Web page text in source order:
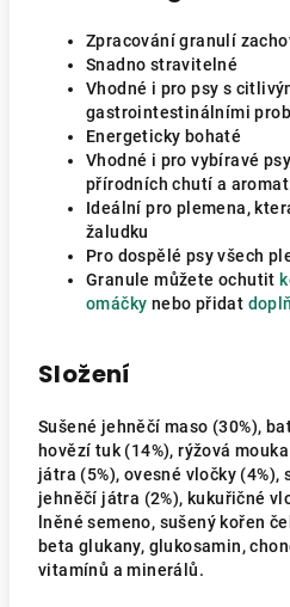
Zpracování granulí
Snadno stravitelné
Vhodné i pro psy s
gastrointestinálními
Energeticky bohaté
Vhodné i pro vybíravé
přírodních chutí a aromat
Ideální pro plemena,
žaludku
Pro dospělé psy všech
Granule můžete ochutit
omáčky nebo přidat
Složení
Sušené jehněčí maso (30%),
hovězí tuk (14%), rýžová
játra (5%), ovesné vločky (4%),
jehněčí játra (2%), kukuřičné
lněné semeno, sušený kořen
beta glukany, glukosamin,
vitamínů a minerálů.